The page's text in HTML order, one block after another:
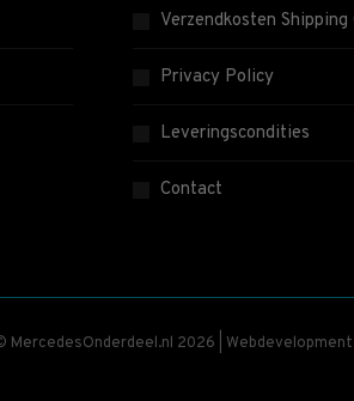
Verzendkosten Shipping
Privacy Policy
Leveringscondities
Contact
MercedesOnderdeel.nl 2026 |